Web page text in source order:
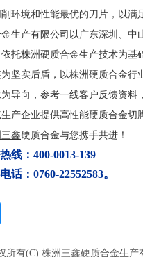
环境和性能最优的刀片，以满
生产有限公司以广东深圳、中
托株洲硬质合金生产技术为基
坚实后盾，以株洲硬质合金行
导向，参考一线客户反馈资料
产企业提供高性能硬质合金切
鑫硬质合金与您携手共进！
线：400-0013-139
话：0760-22552583。
所有(C) 株洲三鑫硬质合金生产